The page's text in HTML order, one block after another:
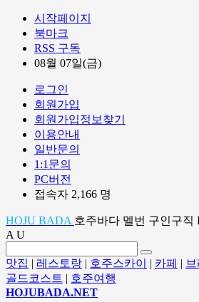
시작페이지
북마크
RSS 구독
08월 07일(금)
로그인
회원가입
회원가입정보찾기
이용안내
일반문의
1:1문의
PC버전
접속자 2,166 명
HOJU BADA 호주바다 멜번 구인구직
A U
맛집 | 레스토랑 | 호주스카이 | 카페 |
골드코스트 | 호주여행
HOJUBADA.NET